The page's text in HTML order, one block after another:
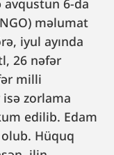
avqustun 6-da
məlumat
iyul ayında
26 nəfər
milli
zorlama
edilib. Edam
olub. Hüquq